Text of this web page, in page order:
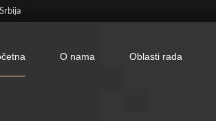
O nama Oblasti rada